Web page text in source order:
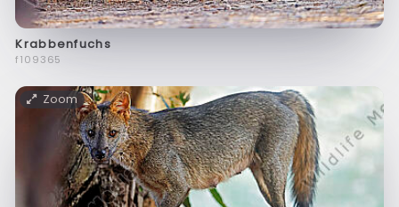
Krabbenfuchs
f109365
Zoom